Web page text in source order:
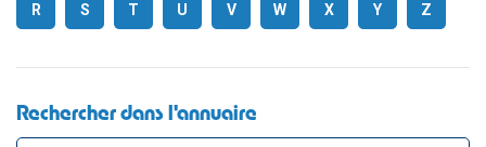
R S T U V W X Y Z
Rechercher dans l'annuaire